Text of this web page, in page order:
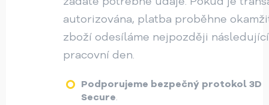
autorizována, platba proběhne
zboží odesíláme nejpozději následující
pracovní den.
Podporujeme bezpečný protokol 3D
Secure.